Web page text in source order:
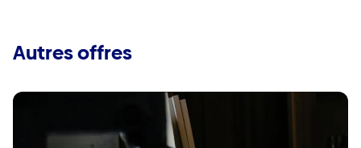
Autres offres